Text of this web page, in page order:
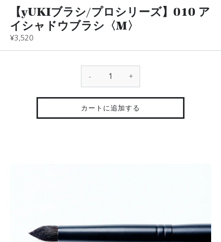
【yUKIブラシ/プロシリーズ】010 ア
イシャドウブラシ〈M〉
¥3,520
- +
カートに追加する